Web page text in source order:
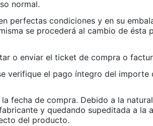
normal.
perfectas condiciones y en su
se procederá al cambio de ésta
o enviar el ticket de compra o
verifique el pago íntegro del
fecha de compra. Debido a la
y quedando supeditada a
del producto.